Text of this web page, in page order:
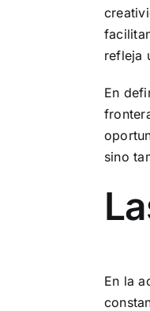
refleja
En
sino
En la